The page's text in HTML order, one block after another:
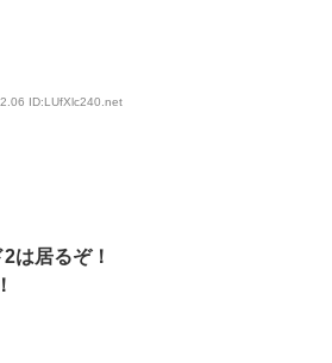
ID:LUfXlc240.net
は居るぞ！